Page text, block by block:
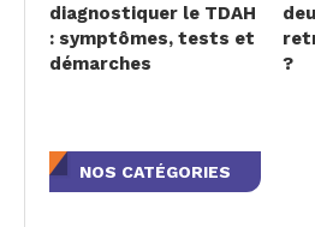
diagnostiquer le TDAH
: symptômes, tests et
démarches
?
NOS CATÉGORIES